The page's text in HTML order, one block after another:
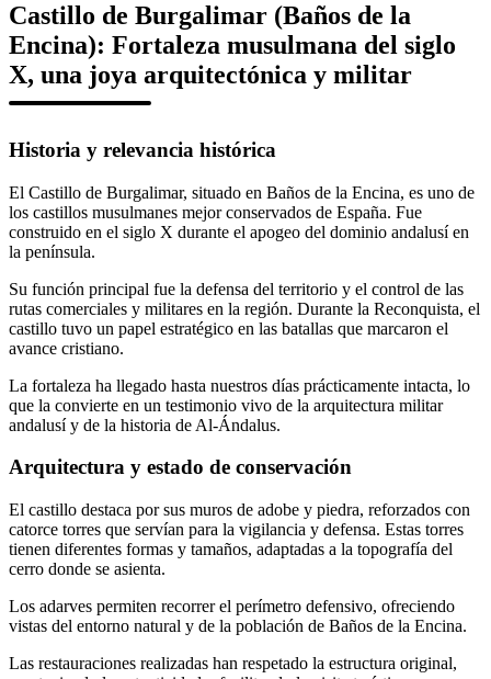
Castillo de Burgalimar (Baños de la
Encina): Fortaleza musulmana del siglo
X, una joya arquitectónica y militar
Historia y relevancia histórica
El Castillo de Burgalimar, situado en Baños de la Encina, es uno de
los castillos musulmanes mejor conservados de España. Fue
construido en el siglo X durante el apogeo del dominio andalusí en
la península.
Su función principal fue la defensa del territorio y el control de las
rutas comerciales y militares en la región. Durante la Reconquista, el
castillo tuvo un papel estratégico en las batallas que marcaron el
avance cristiano.
La fortaleza ha llegado hasta nuestros días prácticamente intacta, lo
que la convierte en un testimonio vivo de la arquitectura militar
andalusí y de la historia de Al-Ándalus.
Arquitectura y estado de conservación
El castillo destaca por sus muros de adobe y piedra, reforzados con
catorce torres que servían para la vigilancia y defensa. Estas torres
tienen diferentes formas y tamaños, adaptadas a la topografía del
cerro donde se asienta.
Los adarves permiten recorrer el perímetro defensivo, ofreciendo
vistas del entorno natural y de la población de Baños de la Encina.
Las restauraciones realizadas han respetado la estructura original,